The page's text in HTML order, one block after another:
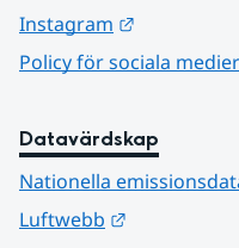
Instagram
Policy för sociala medier
Datavärdskap
Nationella
Luftwebb